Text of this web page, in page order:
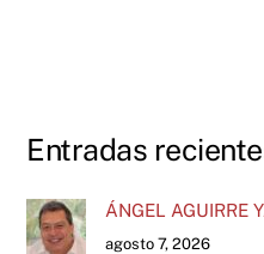
Entradas
ÁNGEL AGUIRRE
agosto 7, 2026